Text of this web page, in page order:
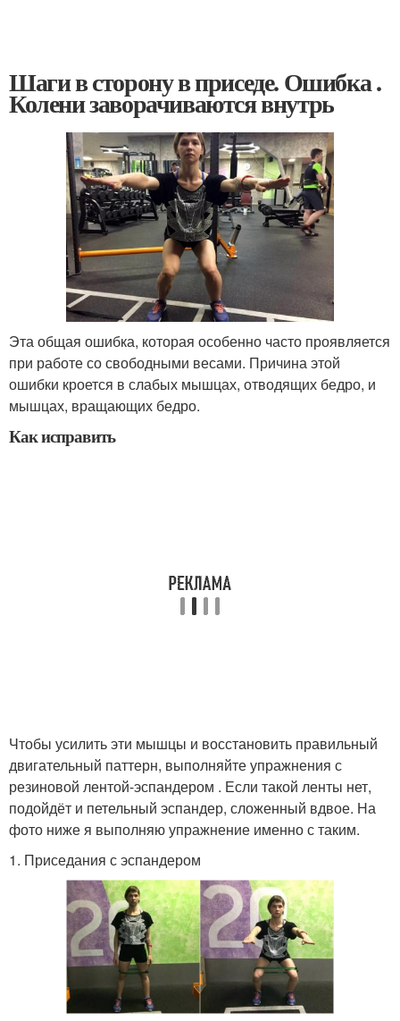
Шаги в сторону в приседе. Ошибка .
Колени заворачиваются внутрь
Эта общая ошибка, которая особенно часто проявляется
при работе со свободными весами. Причина этой
ошибки кроется в слабых мышцах, отводящих бедро, и
мышцах, вращающих бедро.
Как исправить
Чтобы усилить эти мышцы и восстановить правильный
двигательный паттерн, выполняйте упражнения с
резиновой лентой-эспандером . Если такой ленты нет,
подойдёт и петельный эспандер, сложенный вдвое. На
фото ниже я выполняю упражнение именно с таким.
1. Приседания с эспандером